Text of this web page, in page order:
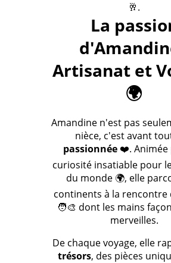
🥂.
La
Artisanat et
🌍
Amandine n'est pas
nièce, c'est avant
passionnée❤️. Animée
curiosité insatiable pour
du monde 🌍, elle
continents à la rencontre
🧑‍🎨 dont les mains
merveilles.
De chaque voyage, elle
trésors, des pièces